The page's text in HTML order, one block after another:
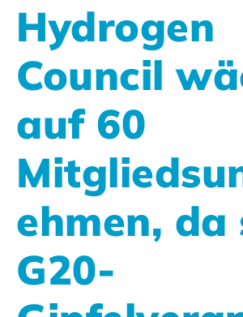
Hydrogen
Council
auf 60
ehmen, da
G20-